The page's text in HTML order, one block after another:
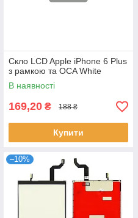
Скло LCD Apple iPhone 6 Plus
з рамкою та OCA White
В наявності
169,20 ₴ 188 ₴
Купити
–10%